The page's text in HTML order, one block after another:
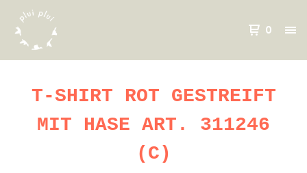
0
T-SHIRT ROT GESTREIFT
MIT HASE ART. 311246
(C)